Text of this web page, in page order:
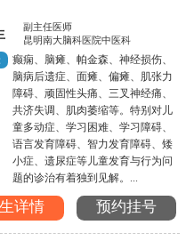
副主任医师
昆明南大脑科医院中医科
癫痫、脑瘫、帕金森、神经损伤、
脑病后遗症、面瘫、偏瘫、肌张力
障碍、顽固性头痛、三叉神经痛、
共济失调、肌肉萎缩等。特别对儿
童多动症、学习困难、学习障碍、
语言发育障碍、智力发育障碍、矮
小症、遗尿症等儿童发育与行为问
题的诊治有着独到见解。...
详情 预约挂号